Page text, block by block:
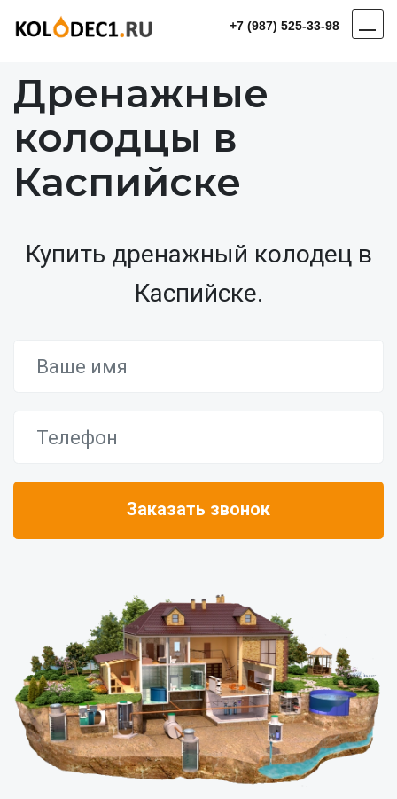
+7 (987) 525-33-98
Дренажные
колодцы в
Каспийске
Купить дренажный колодец в
Каспийске.